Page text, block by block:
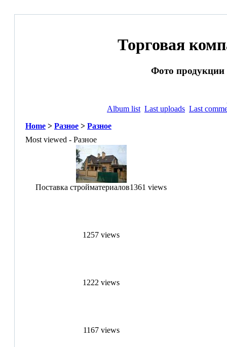
Торговая
Фото продукции
Album list Last uploads Last
Home > Разное > Разное
Most viewed - Разное
Поставка стройматериалов1361 views
1257 views
1222 views
1167 views